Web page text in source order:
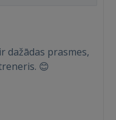
dažādas prasmes,
😊